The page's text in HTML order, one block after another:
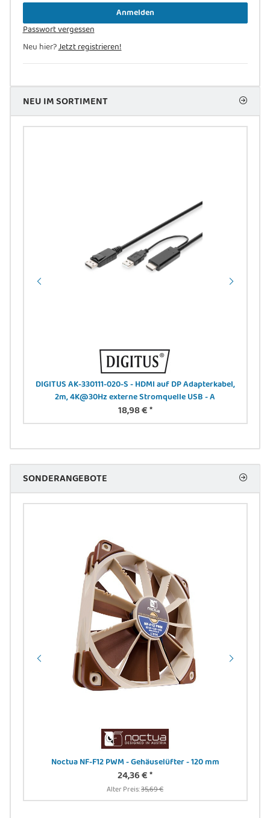
Anmelden
Passwort vergessen
Neu hier?Jetzt registrieren!
NEU IM SORTIMENT
DIGITUS AK-330111-020-S - HDMI auf DP Adapterkabel,
2m, 4K@30Hz externe Stromquelle USB - A
18,98 €*
SONDERANGEBOTE
Noctua NF-F12 PWM - Gehäuselüfter - 120 mm
24,36 €*
Alter Preis:35,69 €